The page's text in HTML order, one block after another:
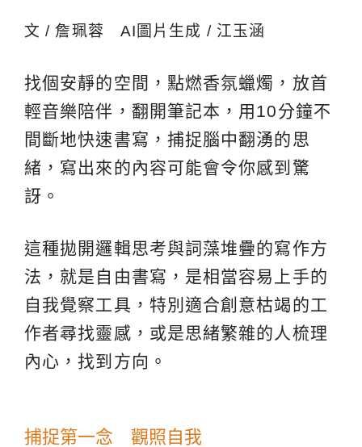
文 / 詹珮蓉 AI圖片生成 / 江玉涵
找個安靜的空間，點燃香氛蠟燭，放首
輕音樂陪伴，翻開筆記本，用10分鐘不
間斷地快速書寫，捕捉腦中翻湧的思
緒，寫出來的內容可能會令你感到驚
訝。
這種拋開邏輯思考與詞藻堆疊的寫作方
法，就是自由書寫，是相當容易上手的
自我覺察工具，特別適合創意枯竭的工
作者尋找靈感，或是思緒繁雜的人梳理
內心，找到方向。
捕捉第一念 觀照自我